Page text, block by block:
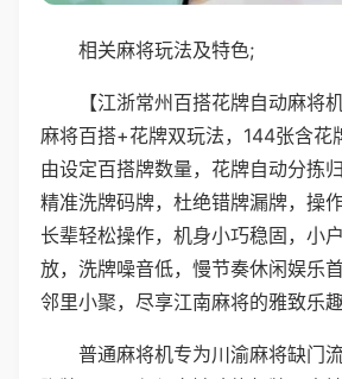
相关麻将玩法及特色;
【江浙常州百搭花牌自动麻将
麻将百搭+花牌双玩法，144张含花
由设定百搭牌数量，花牌自动分拣
精准洗牌码牌，杜绝错牌漏牌，操
长辈轻松操作，机身小巧稳固，小
放，洗牌噪音低，慢节奏休闲娱乐
邻里小聚，尽享江南麻将的雅致乐趣
普通麻将机专为川渝麻将缺门